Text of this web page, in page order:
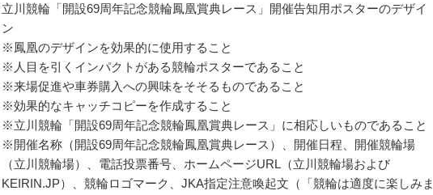
立川競輪「開設69周年記念競輪鳳凰賞典レース」開催告知用ポスターのデザイ
ン
※鳳凰のデザインを効果的に使用すること
※人目を引くインパクトがある競輪ポスターであること
※来場促進や車券購入への興味をそそるものであること
※効果的なキャッチコピーを作成すること
※立川競輪「開設69周年記念競輪鳳凰賞典レース」に相応しいものであること
※開催名称（開設69周年記念競輪鳳凰賞典レース）、開催日程、開催競輪場
（立川競輪場）、電話投票番号、ホームページURL（立川競輪場および
KEIRIN.JP）、競輪ロゴマーク、JKA指定注意喚起文（「競輪は適度に楽しみま